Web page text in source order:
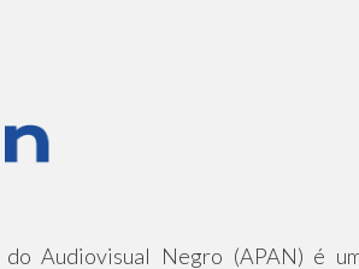
Audiovisual Negro (APAN) é